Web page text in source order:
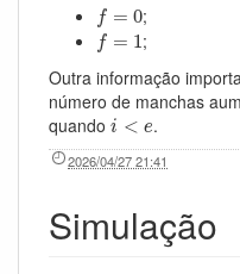
f = 0
f= 0 ;
f = 1
f= 1
;
Outra informação
número de manchas
quando i < e
i<e .
2026/04/27 21:41
Simulação